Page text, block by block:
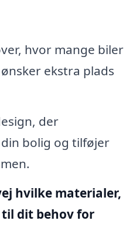
hvor mange biler
ekstra plads
der
bolig og tilføjer
hvilke materialer,
til dit behov for